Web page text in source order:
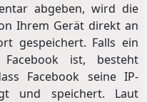
abgeben, wird die
Ihrem Gerät direkt an
gespeichert. Falls ein
ist, besteht
Facebook seine IP-
und speichert. Laut